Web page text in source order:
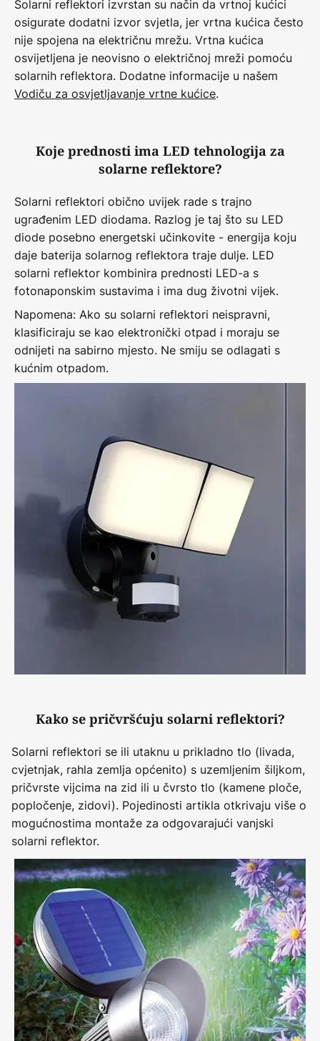
Solarni reflektori izvrstan su način da vrtnoj kućici
osigurate dodatni izvor svjetla, jer vrtna kućica često
nije spojena na električnu mrežu. Vrtna kućica
osvijetljena je neovisno o električnoj mreži pomoću
solarnih reflektora. Dodatne informacije u našem
Vodiču za osvjetljavanje vrtne kućice.
Koje prednosti ima LED tehnologija za
solarne reflektore?
Solarni reflektori obično uvijek rade s trajno
ugrađenim LED diodama. Razlog je taj što su LED
diode posebno energetski učinkovite - energija koju
daje baterija solarnog reflektora traje dulje. LED
solarni reflektor kombinira prednosti LED-a s
fotonaponskim sustavima i ima dug životni vijek.
Napomena: Ako su solarni reflektori neispravni,
klasificiraju se kao elektronički otpad i moraju se
odnijeti na sabirno mjesto. Ne smiju se odlagati s
kućnim otpadom.
Kako se pričvršćuju solarni reflektori?
Solarni reflektori se ili utaknu u prikladno tlo (livada,
cvjetnjak, rahla zemlja općenito) s uzemljenim šiljkom,
pričvrste vijcima na zid ili u čvrsto tlo (kamene ploče,
popločenje, zidovi). Pojedinosti artikla otkrivaju više o
mogućnostima montaže za odgovarajući vanjski
solarni reflektor.